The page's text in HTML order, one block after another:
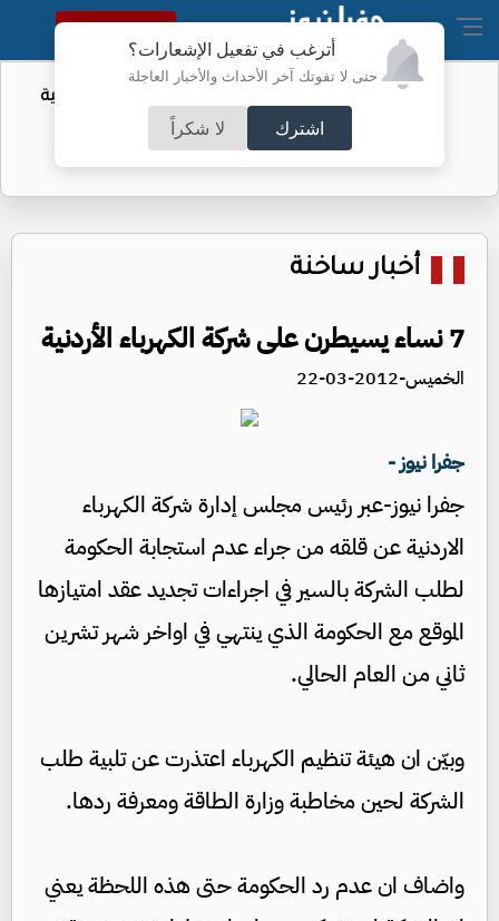
أترغب في تفعيل الإشعارات؟
حتى لا تفوتك آخر الأحداث والأخبار العاجلة
اشترك لا شكراً
النسخة الكاملة
أمر لتقييد حق اكتساب الجنسية الأميركية
بالولادة
أخبار ساخنة
7 نساء يسيطرن على شركة الكهرباء الأردنية
الخميس-2012-03-22
جفرا نيوز -
جفرا نيوز-عبر رئيس مجلس إدارة شركة الكهرباء
الاردنية عن قلقه من جراء عدم استجابة الحكومة
لطلب الشركة بالسير في اجراءات تجديد عقد امتيازها
الموقع مع الحكومة الذي ينتهي في اواخر شهر تشرين
ثاني من العام الحالي.
وبيّن ان هيئة تنظيم الكهرباء اعتذرت عن تلبية طلب
الشركة لحين مخاطبة وزارة الطاقة ومعرفة ردها.
واضاف ان عدم رد الحكومة حتى هذه اللحظة يعني